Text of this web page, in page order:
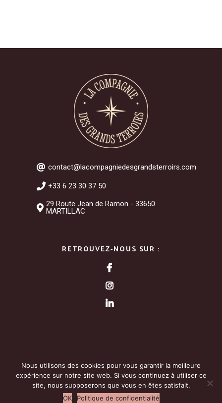
contact@lacompagniedesgrandsterroirs.com
+33 6 23 30 37 50
29 Route Jean de Ramon - 33650
MARTILLAC
RETROUVEZ-NOUS SUR :
MENTIONS LÉGALES| CONCEPTION :MATTHIEU
LOIGEROT – WEBDESIGNER GRAPHISTE FREELANCE
L’ABUS D’ALCOOL EST DANGEREUX POUR LA SANTÉ. À
CONSOMMER AVEC MODÉRATION.
Nous utilisons des cookies pour vous garantir la meilleure
expérience sur notre site web. Si vous continuez à utiliser ce
site, nous supposerons que vous en êtes satisfait.
OK
Politique de confidentialité